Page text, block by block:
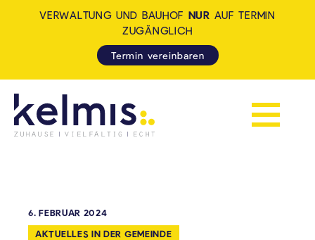
Navigation
VERWALTUNG UND BAUHOF NUR AUF TERMIN
ZUGÄNGLICH
Termin vereinbaren
6. FEBRUAR 2024
AKTUELLES IN DER GEMEINDE